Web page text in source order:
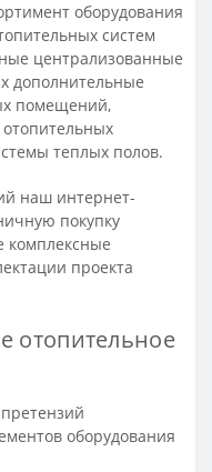
оборудования
систем
централизованные
дополнительные
помещений,
теплых полов.
наш интернет-
покупку
комплексные
проекта
отопительное
оборудования